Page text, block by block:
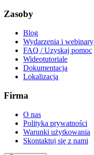
Zasoby
Blog
Wydarzenia i webinary
FAQ / Uzyskaj pomoc
Wideotutoriale
Dokumentacja
Lokalizacja
Firma
O nas
Polityka prywatności
Warunki użytkowania
Skontaktuj się z nami